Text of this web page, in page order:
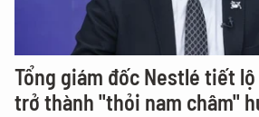
Tổng giám đốc Nestlé tiết
trở thành "thỏi nam châm"